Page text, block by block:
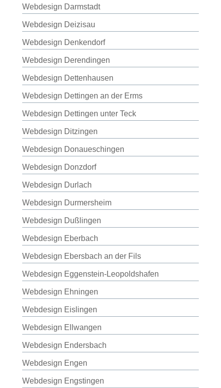
Webdesign Darmstadt
Webdesign Deizisau
Webdesign Denkendorf
Webdesign Derendingen
Webdesign Dettenhausen
Webdesign Dettingen an der Erms
Webdesign Dettingen unter Teck
Webdesign Ditzingen
Webdesign Donaueschingen
Webdesign Donzdorf
Webdesign Durlach
Webdesign Durmersheim
Webdesign Dußlingen
Webdesign Eberbach
Webdesign Ebersbach an der Fils
Webdesign Eggenstein-Leopoldshafen
Webdesign Ehningen
Webdesign Eislingen
Webdesign Ellwangen
Webdesign Endersbach
Webdesign Engen
Webdesign Engstingen